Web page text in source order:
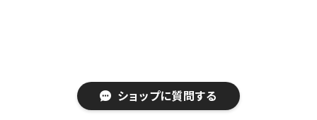
ショップに質問する